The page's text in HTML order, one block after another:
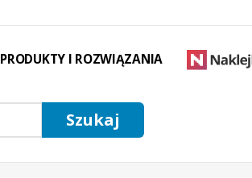
PRODUKTY I ROZWIĄZANIA